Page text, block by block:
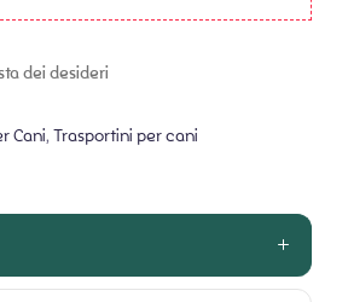
dei desideri
Cani, Trasportini per cani